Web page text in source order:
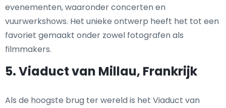
evenementen, waaronder concerten en
vuurwerkshows. Het unieke ontwerp heeft het tot een
favoriet gemaakt onder zowel fotografen als
filmmakers.
5. Viaduct van Millau, Frankrijk
Als de hoogste brug ter wereld is het Viaduct van